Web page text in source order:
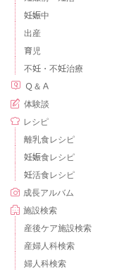
妊娠中
出産
育児
不妊・不妊治療
Ｑ＆Ａ
体験談
レシピ
離乳食レシピ
妊娠食レシピ
妊活食レシピ
成長アルバム
施設検索
産後ケア施設検索
産婦人科検索
婦人科検索